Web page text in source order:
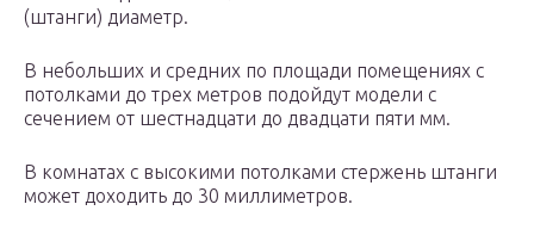
(штанги) диаметр.
В небольших и средних по площади помещениях с
потолками до трех метров подойдут модели с
сечением от шестнадцати до двадцати пяти мм.
В комнатах с высокими потолками стержень штанги
может доходить до 30 миллиметров.